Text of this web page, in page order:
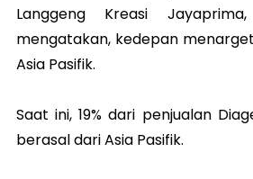
Langgeng Kreasi
mengatakan, kedepan
Asia Pasifik.
Saat ini, 19% dari penjualan
berasal dari Asia Pasifik.